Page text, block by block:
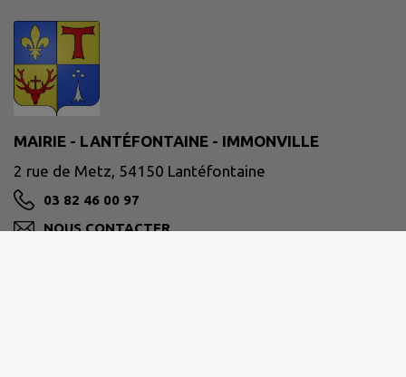
MAIRIE - LANTÉFONTAINE - IMMONVILLE
2 rue de Metz, 54150 Lantéfontaine
03 82 46 00 97
NOUS CONTACTER